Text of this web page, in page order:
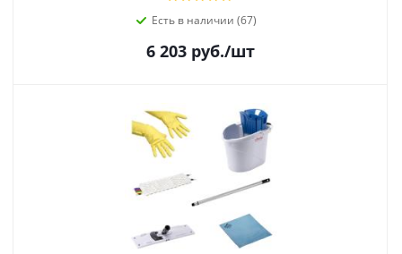
Есть в наличии (67)
6 203 руб./шт